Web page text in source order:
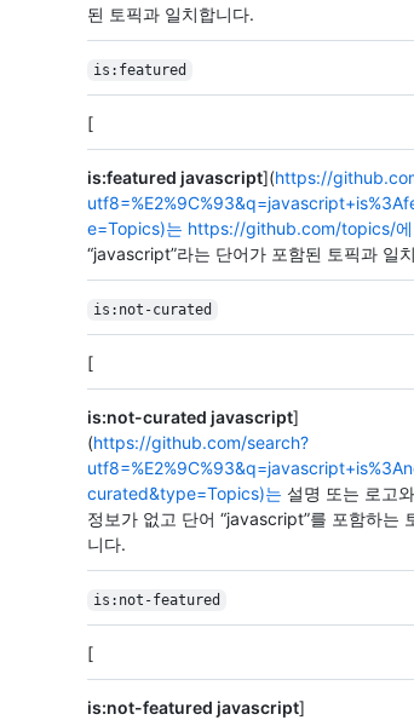
된 토픽과 일치합니다.
is:featured
[
is:featured javascript](https://
e=Topics)는 https://github.com/topics/에
“javascript”라는 단어가 포함된 토픽과 일
is:not-curated
[
is:not-curated javascript]
(https://github.com/search?
curated&type=Topics)는 설명 또는 로고
정보가 없고 단어 “javascript”를 포함하는
니다.
is:not-featured
[
is:not-featured javascript]